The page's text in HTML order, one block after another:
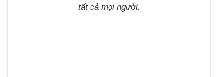
tất cả mọi người.